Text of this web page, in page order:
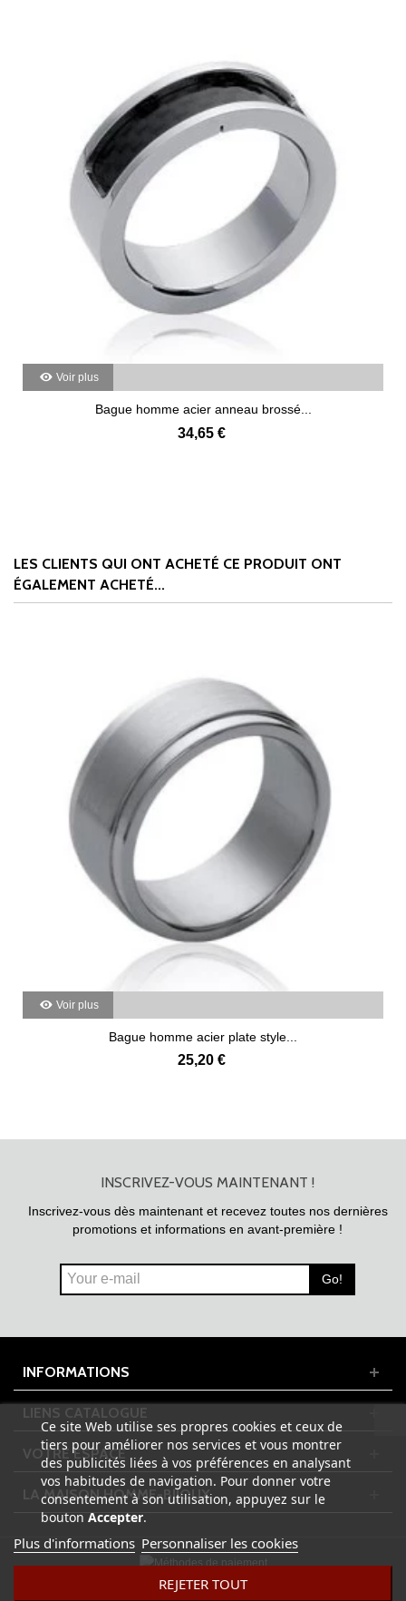
Voir plus
Bague homme acier anneau brossé...
34,65 €
LES CLIENTS QUI ONT ACHETÉ CE PRODUIT ONT
ÉGALEMENT ACHETÉ...
Voir plus
Bague homme acier plate style...
25,20 €
INSCRIVEZ-VOUS MAINTENANT !
Inscrivez-vous dès maintenant et recevez toutes nos dernières
promotions et informations en avant-première !
Go!
INFORMATIONS
LIENS CATALOGUE
VOTRE ESPACE
LA MAISON HOMME-BIJOUX
Ce site Web utilise ses propres cookies et ceux de
tiers pour améliorer nos services et vous montrer
des publicités liées à vos préférences en analysant
vos habitudes de navigation. Pour donner votre
consentement à son utilisation, appuyez sur le
bouton Accepter.
Plus d'informations Personnaliser les cookies
REJETER TOUT
© 2023 HOMME-BIJOUX.FR - Tous droits réservés | Design by